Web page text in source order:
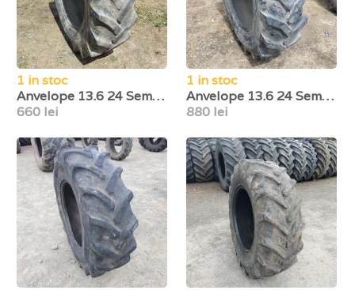
1 in stoc
Anvelope 13.6 24 Semperit
660 lei
1 in stoc
Anvelope 13.6 24 Semperit
880 lei